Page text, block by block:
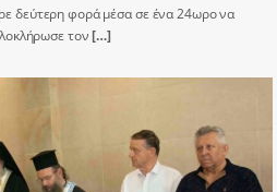
δεύτερη φορά μέσα σε ένα 24ωρο να
τον[…]